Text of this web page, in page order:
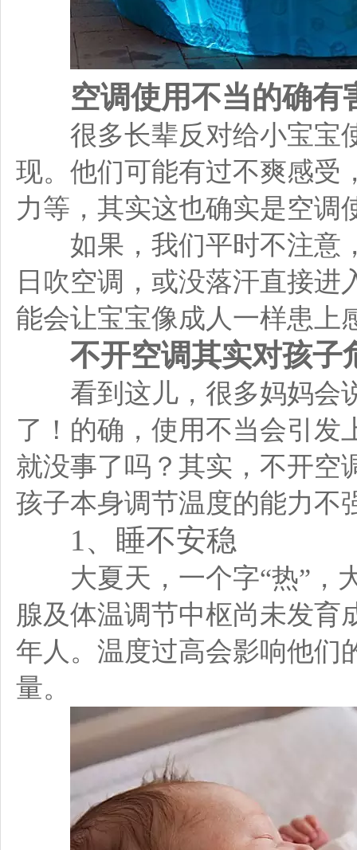
空调使用不当的确有
很多长辈反对给小宝宝使
现。他们可能有过不爽感受
力等，其实这也确实是空调
如果，我们平时不注意
日吹空调，或没落汗直接
能会让宝宝像成人一样患上
不开空调其实对孩子
看到这儿，很多妈妈会
了！的确，使用不当会引发
就没事了吗？其实， 不开空
孩子本身调节温度的能力不
1、睡不安稳
大夏天，一个字“热”，
腺及体温调节中枢尚未发育
年人。温度过高会影响他们
量。